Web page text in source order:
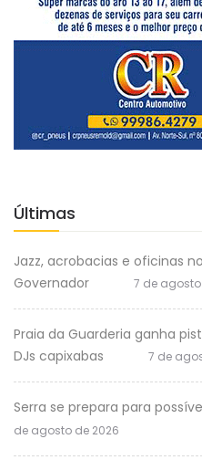
Últimas
Jazz, acrobacias e oficinas
Governador
7 de
Praia da Guarderia ganha
DJs capixabas
7 de
Serra se prepara para
de agosto de 2026